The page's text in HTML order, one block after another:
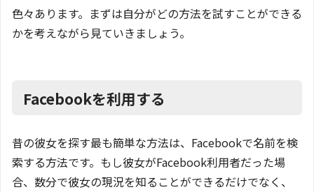
色々あります。まずは自分がどの方法を試すことができる
かを考えながら見ていきましょう。
Facebookを利用する
昔の彼女を探す最も簡単な方法は、Facebookで名前を検
索する方法です。もし彼女がFacebook利用者だった場
合、数分で彼女の現況を知ることができるだけでなく、